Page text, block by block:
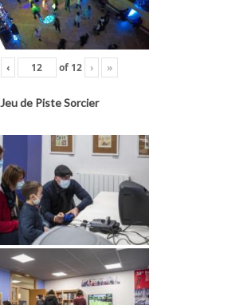
‹ of 12 › »
Jeu de Piste Sorcier